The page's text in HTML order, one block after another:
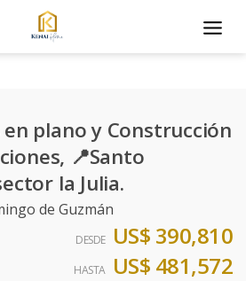
plano y Construcción
📍Santo
la Julia.
de Guzmán
DESDE US$ 390,810
HASTA US$ 481,572